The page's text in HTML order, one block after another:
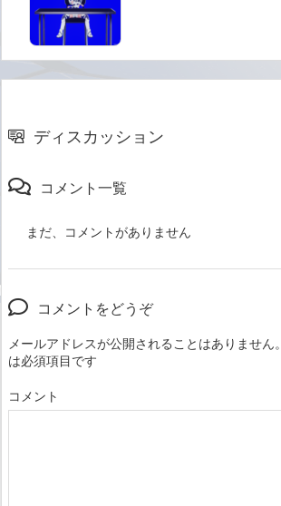
ディスカッション
コメント一覧
まだ、コメントがありません
コメントをどうぞ
メールアドレスが公開されることはありません。
は必須項目です
コメント